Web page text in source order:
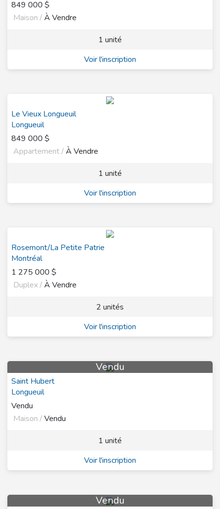
849 000 $
Maison /À Vendre
1 unité
Voir l'inscription
Le Vieux Longueuil
Longueuil
849 000 $
Appartement /À Vendre
1 unité
Voir l'inscription
Rosemont/La Petite Patrie
Montréal
1 275 000 $
Duplex /À Vendre
2 unités
Voir l'inscription
Vendu
Saint Hubert
Longueuil
Vendu
Maison /Vendu
1 unité
Voir l'inscription
Vendu